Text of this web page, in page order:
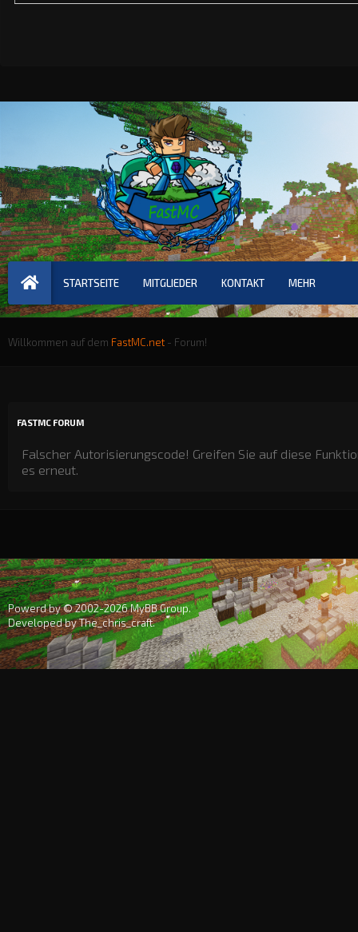
STARTSEITE MITGLIEDER KONTAKT MEHR
Willkommen auf dem FastMC.net - Forum!
FASTMC FORUM
Falscher Autorisierungscode! Greifen Sie auf diese
es erneut.
Powerd by © 2002-2026MyBB Group.
Developed byThe_chris_craft.